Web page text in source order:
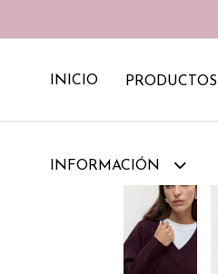
INICIO PRODUCTOS
INFORMACIÓN